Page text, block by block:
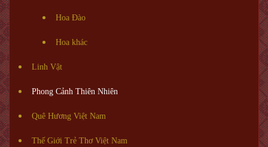
Hoa Đào
Hoa khác
Linh Vật
Phong Cảnh Thiên Nhiên
Quê Hương Việt Nam
Thế Giới Trẻ Thơ Việt Nam